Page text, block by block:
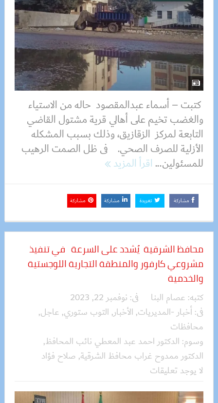
كتبت – أسماء عبدالمقصود حاله من الاستياء
والغضب تخيم على أهالي قرية مشتول القاضي
التابعة لمركز الزقازيق، وذلك بسبب المشكله
الأزلية للصرف الصحي. فى ظل الصمت الرهيب
للمسئولين...اقرأ المزيد
مشاركة تغريدة مشاركة مشاركة
محافظ الشرقية يُشدد على السرعة في تنفيذ
مشروعي كارفور والمنطقة التجارية اللوجستية
والخدمية
كتبه: عصام البنا فى: نوفمبر 22, 2023
فى:أخبار -المديريات, الأخبار, التوب ستوري, عاجل,
محافظات
وسوم: الدكتور احمد عبد المعطي نائب المحافظ,
الدكتور ممدوح غراب محافظ الشرقية, صلاح فؤاد
لا يوجد تعليقات